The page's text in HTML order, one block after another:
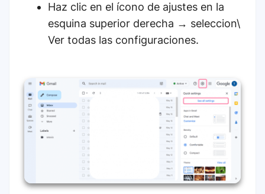
Haz clic en el ícono de ajustes en la
esquina superior derecha → seleccion\
Ver todas las configuraciones.